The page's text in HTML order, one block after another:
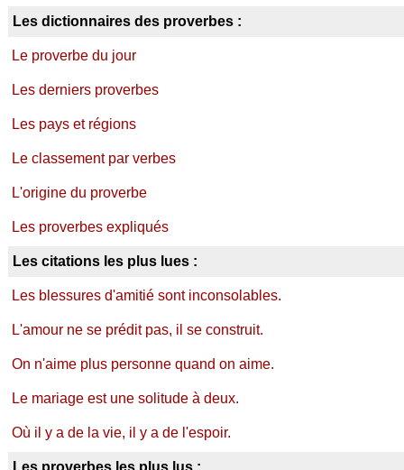
Les dictionnaires des proverbes :
Le proverbe du jour
Les derniers proverbes
Les pays et régions
Le classement par verbes
L'origine du proverbe
Les proverbes expliqués
Les citations les plus lues :
Les blessures d'amitié sont inconsolables.
L'amour ne se prédit pas, il se construit.
On n'aime plus personne quand on aime.
Le mariage est une solitude à deux.
Où il y a de la vie, il y a de l'espoir.